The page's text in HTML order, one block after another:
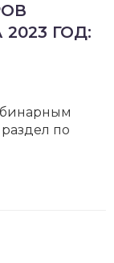
ГОД:
по